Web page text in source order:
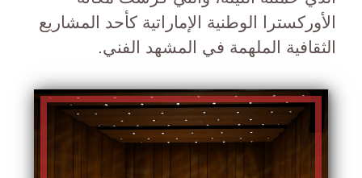
الأوركسترا الوطنية الإماراتية كأحد المشاريع
الثقافية الملهمة في المشهد الفني.